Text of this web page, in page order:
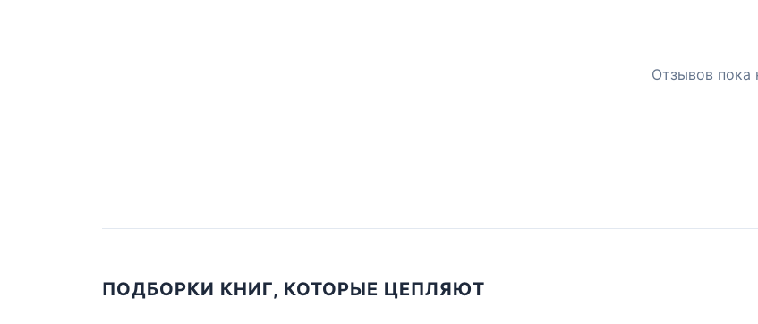
Отзывов пока
ПОДБОРКИ КНИГ, КОТОРЫЕ ЦЕПЛЯЮТ